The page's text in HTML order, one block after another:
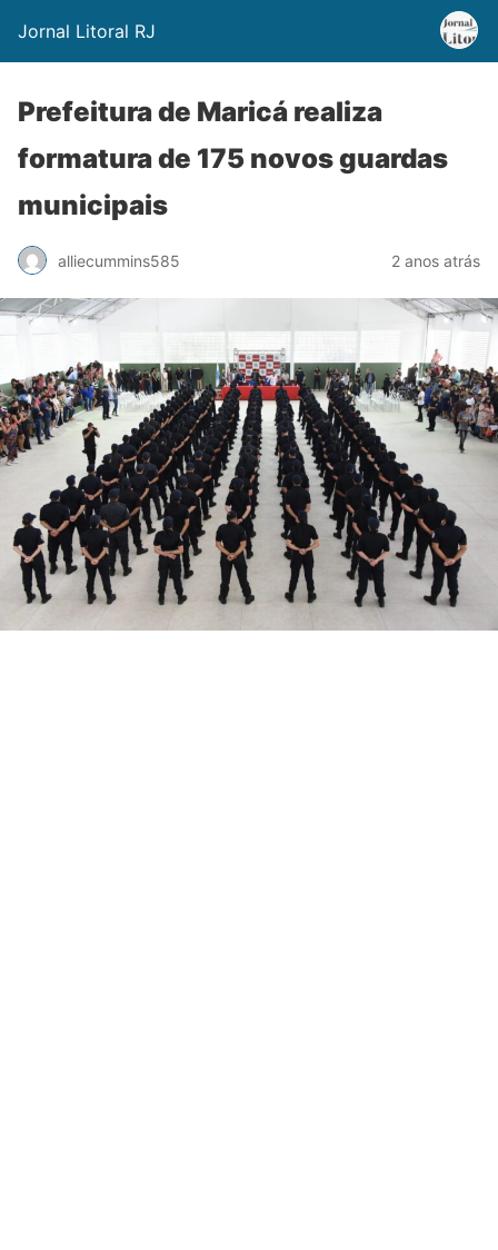
Jornal Litoral RJ
Prefeitura de Maricá realiza
formatura de 175 novos guardas
municipais
alliecummins585 2 anos atrás